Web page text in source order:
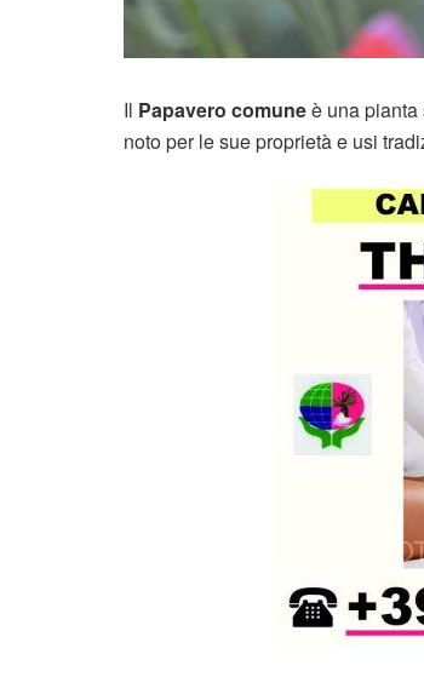
Il Papavero comuneè una
noto per le sue proprietà e usi